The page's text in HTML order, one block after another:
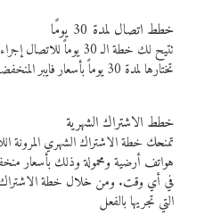
خطط اتصال لمدة 30 يومًا
تتيح لك خطة الـ 30 يوماً
تختارها لمدة 30 يوماً بأسعار فايبر المنخفضة.
خطط الاشتراك الشهرية
تمنحك خطة الاشتراك الشهري المرونة
هواتف أرضية ومحمولة وذلك بأسعار
في أي وقت. ومن خلال خطة الاشتراك
التي تجريها بالفعل